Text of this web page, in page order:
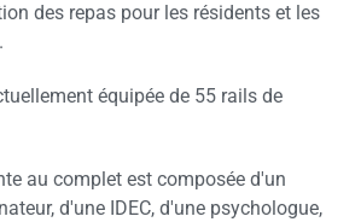
des repas pour les résidents et les
équipée de 55 rails de
au complet est composée d'un
d'une IDEC, d'une psychologue,